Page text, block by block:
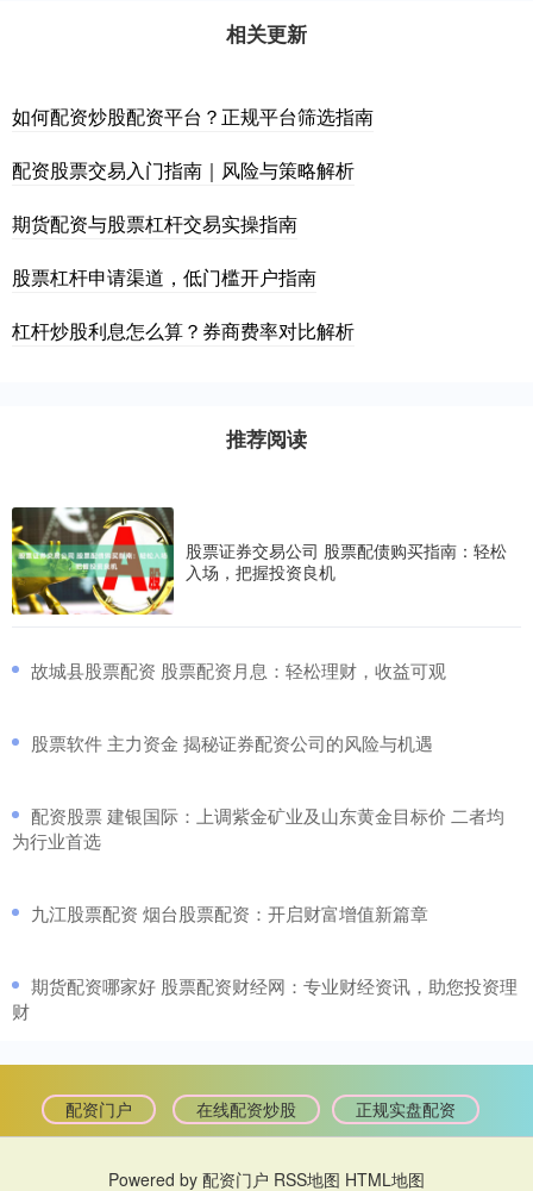
相关更新
如何配资炒股配资平台？正规平台筛选指南
配资股票交易入门指南｜风险与策略解析
期货配资与股票杠杆交易实操指南
股票杠杆申请渠道，低门槛开户指南
杠杆炒股利息怎么算？券商费率对比解析
推荐阅读
股票证券交易公司 股票配债购买指南：轻松
入场，把握投资良机
​故城县股票配资 股票配资月息：轻松理财，收益可观
​股票软件 主力资金 揭秘证券配资公司的风险与机遇
​配资股票 建银国际：上调紫金矿业及山东黄金目标价 二者均
为行业首选
​九江股票配资 烟台股票配资：开启财富增值新篇章
​期货配资哪家好 股票配资财经网：专业财经资讯，助您投资理
财
配资门户 在线配资炒股 正规实盘配资
Powered by 配资门户 RSS地图 HTML地图